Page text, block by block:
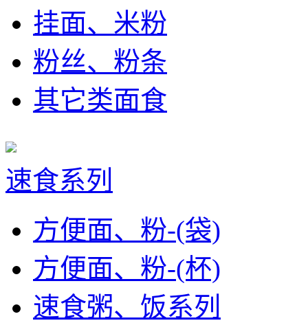
挂面、米粉
粉丝、粉条
其它类面食
速食系列
方便面、粉-(袋)
方便面、粉-(杯)
速食粥、饭系列